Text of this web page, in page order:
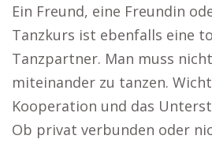
Ein Freund, eine Freundin
Tanzkurs ist ebenfalls eine
Tanzpartner. Man muss
miteinander zu tanzen.
Kooperation und das
Ob privat verbunden oder